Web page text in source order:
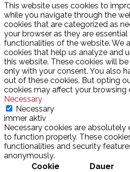
This website uses cookies to
while you navigate through the
cookies that are categorized as
your browser as they are
functionalities of the website. We
cookies that help us analyze and
this website. These cookies will
only with your consent. You also
out of these cookies. But opting
cookies may affect your browsing
Necessary
Necessary
immer aktiv
Necessary cookies are
to function properly. These
functionalities and security
anonymously.
Cookie
Dauer